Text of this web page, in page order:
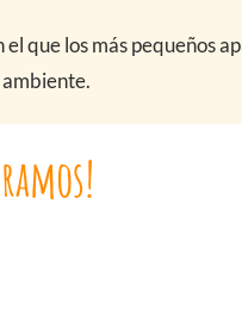
el que los más pequeños
ambiente.